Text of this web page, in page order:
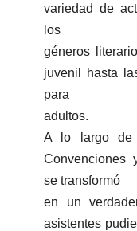
variedad de
los
géneros
juvenil hasta
para
adultos.
A lo largo de
Convenciones
se transformó
en un
asistentes